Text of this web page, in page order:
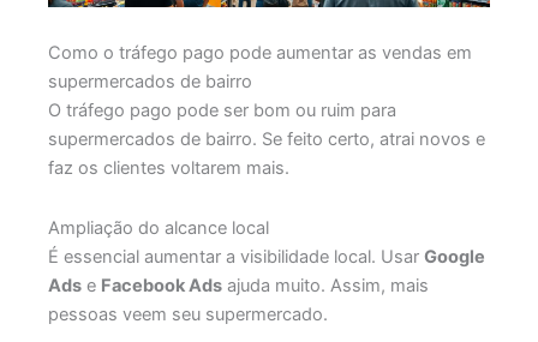
Como o tráfego pago pode aumentar as vendas em
supermercados de bairro
O tráfego pago pode ser bom ou ruim para
supermercados de bairro. Se feito certo, atrai novos e
faz os clientes voltarem mais.
Ampliação do alcance local
É essencial aumentar a visibilidade local. Usar Google
Ads e Facebook Ads ajuda muito. Assim, mais
pessoas veem seu supermercado.